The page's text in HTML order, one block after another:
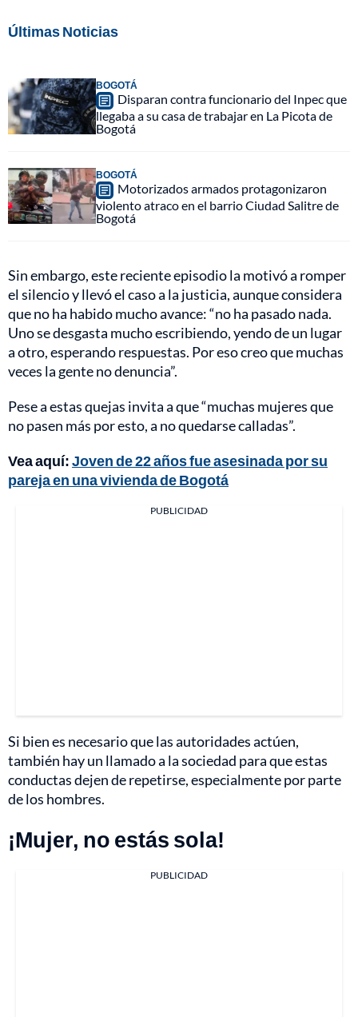
Últimas Noticias
BOGOTÁ
Disparan contra funcionario del Inpec que
llegaba a su casa de trabajar en La Picota de
Bogotá
BOGOTÁ
Motorizados armados protagonizaron
violento atraco en el barrio Ciudad Salitre de
Bogotá
Sin embargo, este reciente episodio la motivó a romper
el silencio y llevó el caso a la justicia, aunque considera
que no ha habido mucho avance: “no ha pasado nada.
Uno se desgasta mucho escribiendo, yendo de un lugar
a otro, esperando respuestas. Por eso creo que muchas
veces la gente no denuncia”.
Pese a estas quejas invita a que “muchas mujeres que
no pasen más por esto, a no quedarse calladas”.
Vea aquí:Joven de 22 años fue asesinada por su
pareja en una vivienda de Bogotá
PUBLICIDAD
Si bien es necesario que las autoridades actúen,
también hay un llamado a la sociedad para que estas
conductas dejen de repetirse, especialmente por parte
de los hombres.
¡Mujer, no estás sola!
PUBLICIDAD